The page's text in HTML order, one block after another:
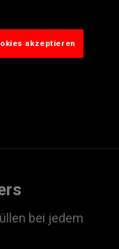
12:00
bei jedem
akzeptieren